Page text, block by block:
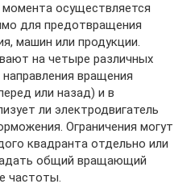
осуществляется
для предотвращения
машин или продукции.
на четыре различных
вращения
или назад) и в
ли электродвигатель
Ограничения могут
квадранта отдельно или
общий вращающий
частоты.